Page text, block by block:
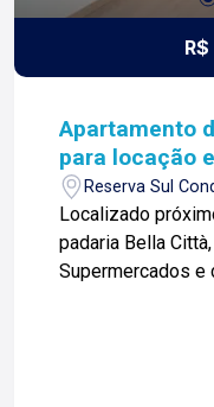
Apartamento
para locação
Condomínio
Reserva Sul
Localizado
padaria Bella
Supermercados
ambientes; -
de serviço; -01 vaga de
informações e